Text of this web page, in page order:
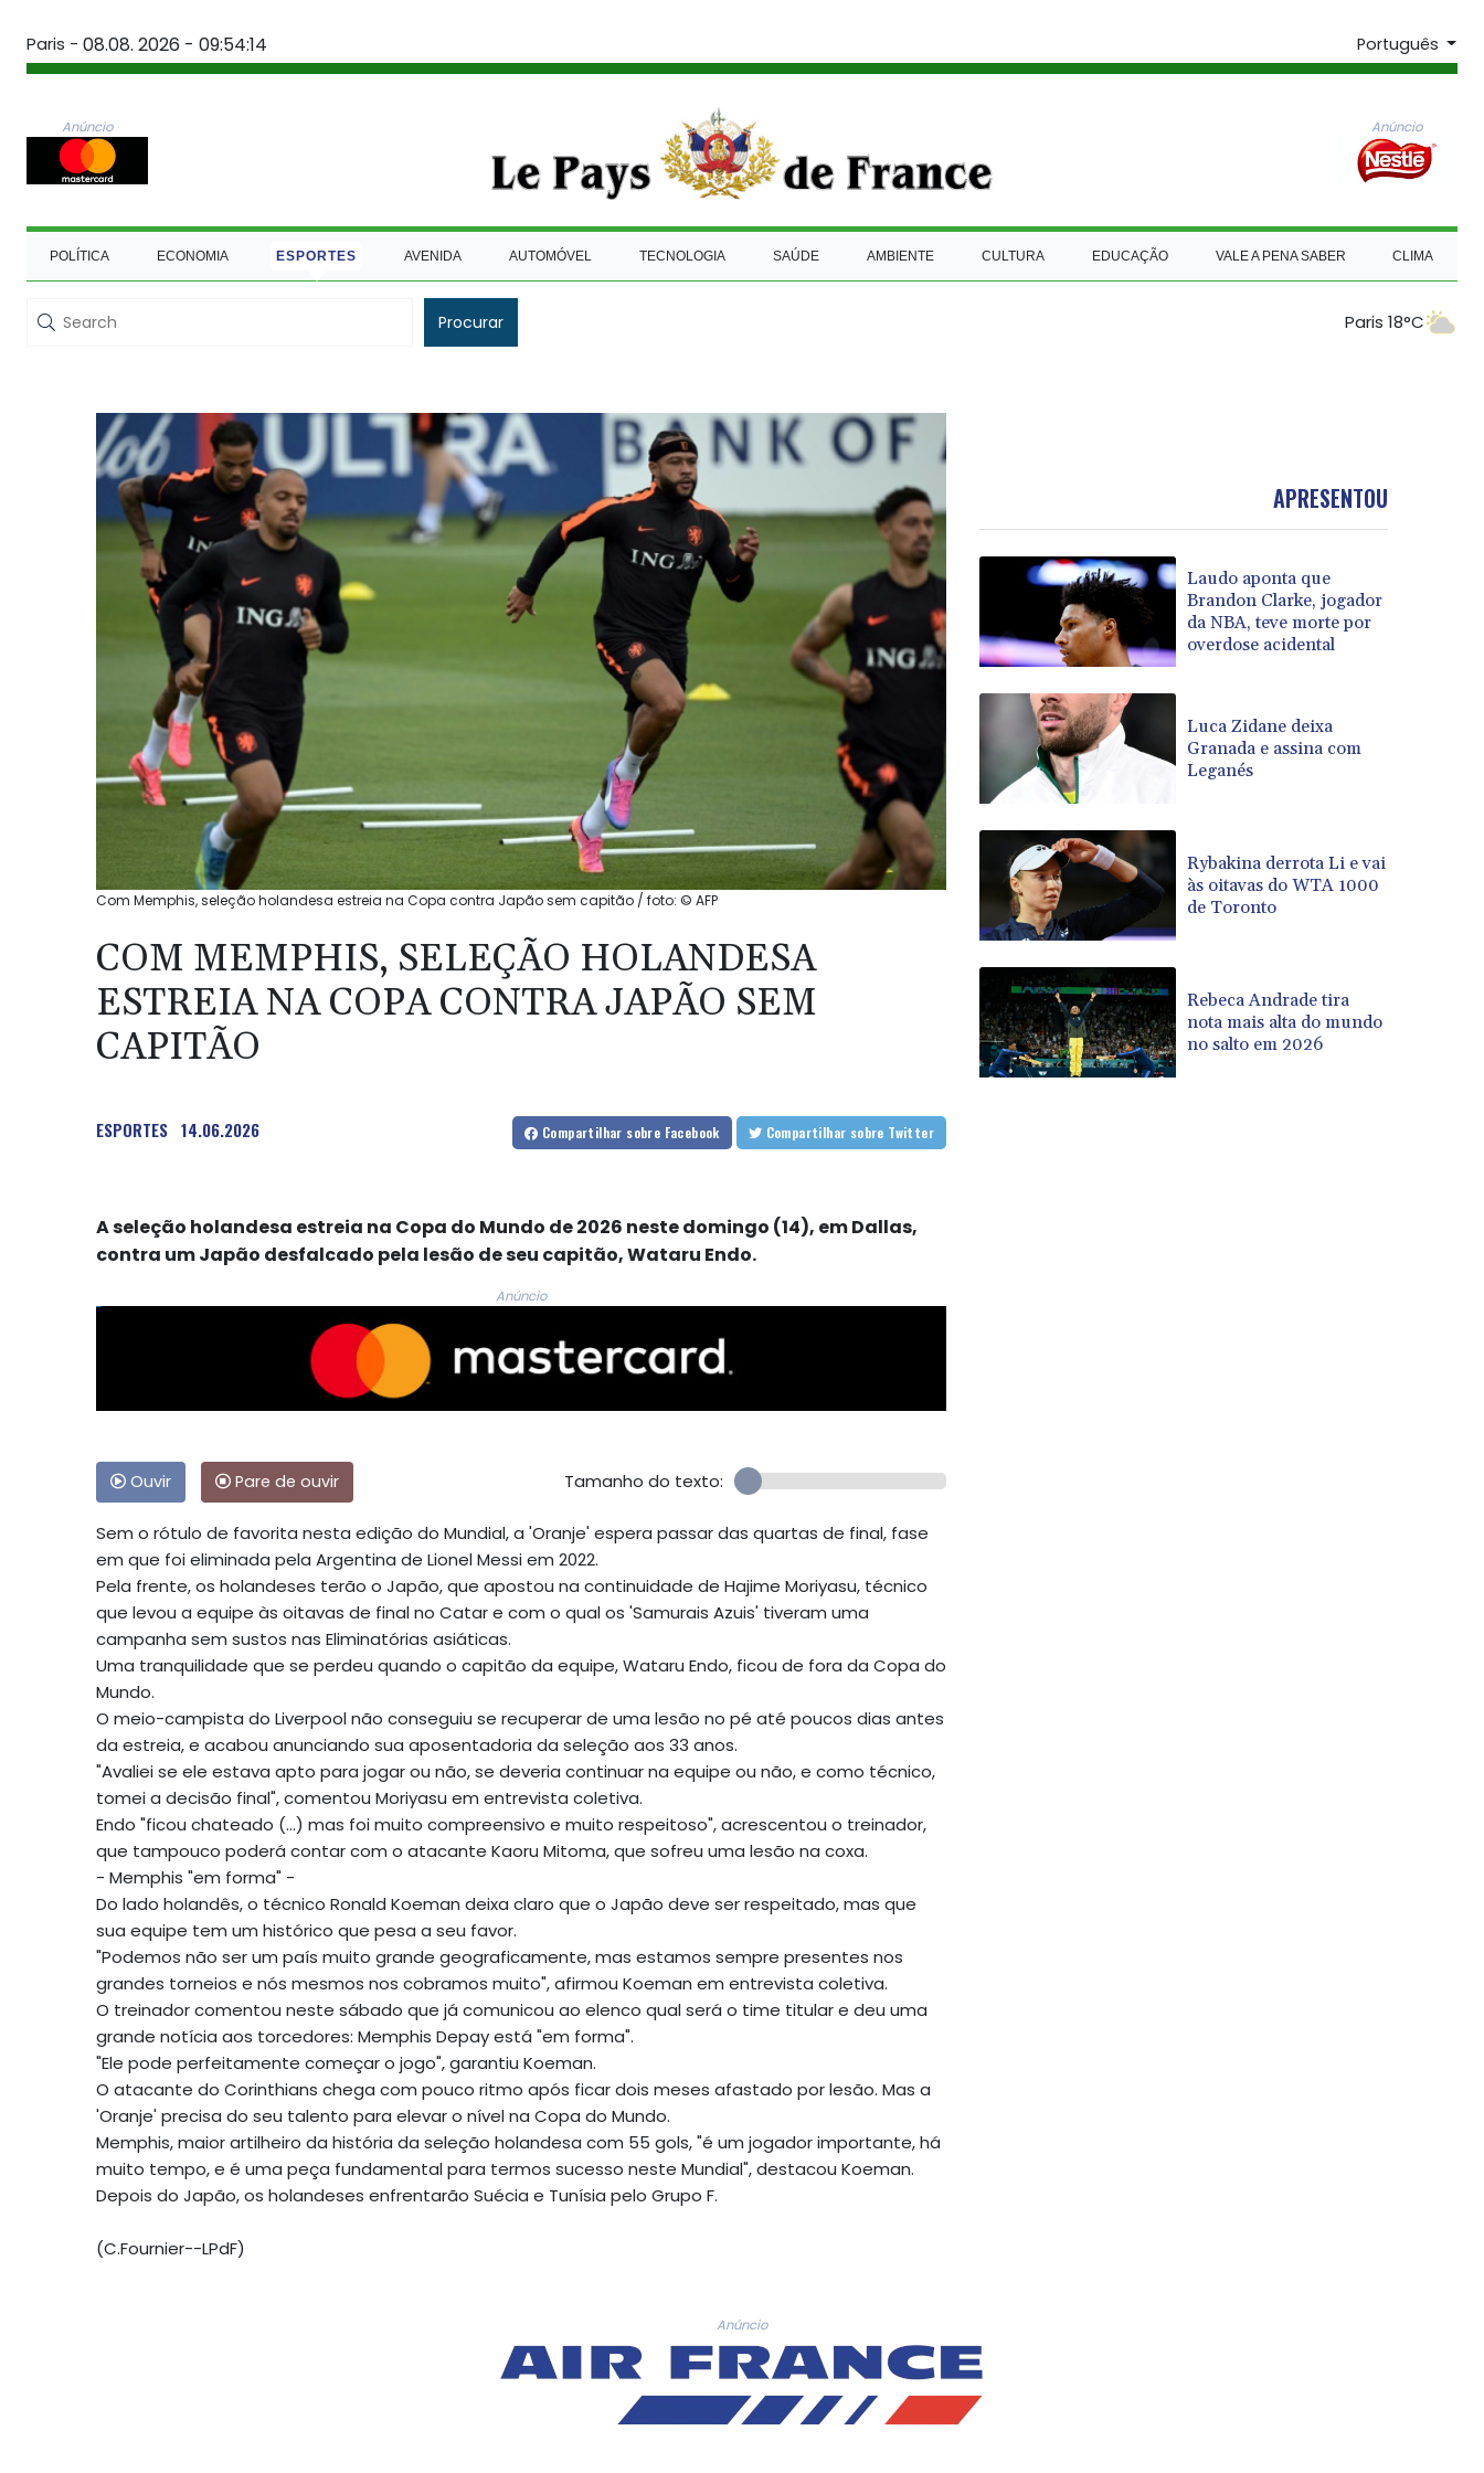
Paris - 08.08. 2026 - 09:54:15 Português
Anúncio Anúncio
POLÍTICA ECONOMIA ESPORTES AVENIDA AUTOMÓVEL TECNOLOGIA SAÚDE AMBIENTE CULTURA EDUCAÇÃO VALE A PENA SABER CLIMA
Procurar Paris 18°C
Com Memphis, seleção holandesa estreia na Copa contra Japão sem capitão / foto: © AFP
COM MEMPHIS, SELEÇÃO HOLANDESA
ESTREIA NA COPA CONTRA JAPÃO SEM
CAPITÃO
ESPORTES 14.06.2026 Compartilhar sobre Facebook Compartilhar sobre Twitter
A seleção holandesa estreia na Copa do Mundo de 2026 neste domingo (14), em Dallas,
contra um Japão desfalcado pela lesão de seu capitão, Wataru Endo.
Anúncio
Ouvir Pare de ouvir Tamanho do texto:
Sem o rótulo de favorita nesta edição do Mundial, a 'Oranje' espera passar das quartas de final, fase
em que foi eliminada pela Argentina de Lionel Messi em 2022.
Pela frente, os holandeses terão o Japão, que apostou na continuidade de Hajime Moriyasu, técnico
que levou a equipe às oitavas de final no Catar e com o qual os 'Samurais Azuis' tiveram uma
campanha sem sustos nas Eliminatórias asiáticas.
Uma tranquilidade que se perdeu quando o capitão da equipe, Wataru Endo, ficou de fora da Copa do
Mundo.
O meio-campista do Liverpool não conseguiu se recuperar de uma lesão no pé até poucos dias antes
da estreia, e acabou anunciando sua aposentadoria da seleção aos 33 anos.
"Avaliei se ele estava apto para jogar ou não, se deveria continuar na equipe ou não, e como técnico,
tomei a decisão final", comentou Moriyasu em entrevista coletiva.
Endo "ficou chateado (...) mas foi muito compreensivo e muito respeitoso", acrescentou o treinador,
que tampouco poderá contar com o atacante Kaoru Mitoma, que sofreu uma lesão na coxa.
- Memphis "em forma" -
Do lado holandês, o técnico Ronald Koeman deixa claro que o Japão deve ser respeitado, mas que
sua equipe tem um histórico que pesa a seu favor.
"Podemos não ser um país muito grande geograficamente, mas estamos sempre presentes nos
grandes torneios e nós mesmos nos cobramos muito", afirmou Koeman em entrevista coletiva.
O treinador comentou neste sábado que já comunicou ao elenco qual será o time titular e deu uma
grande notícia aos torcedores: Memphis Depay está "em forma".
"Ele pode perfeitamente começar o jogo", garantiu Koeman.
O atacante do Corinthians chega com pouco ritmo após ficar dois meses afastado por lesão. Mas a
'Oranje' precisa do seu talento para elevar o nível na Copa do Mundo.
Memphis, maior artilheiro da história da seleção holandesa com 55 gols, "é um jogador importante, há
muito tempo, e é uma peça fundamental para termos sucesso neste Mundial", destacou Koeman.
Depois do Japão, os holandeses enfrentarão Suécia e Tunísia pelo Grupo F.
(C.Fournier--LPdF)
APRESENTOU
Laudo aponta que
Brandon Clarke, jogador
da NBA, teve morte por
overdose acidental
Luca Zidane deixa
Granada e assina com
Leganés
Rybakina derrota Li e vai
às oitavas do WTA 1000
de Toronto
Rebeca Andrade tira
nota mais alta do mundo
no salto em 2026
Anúncio